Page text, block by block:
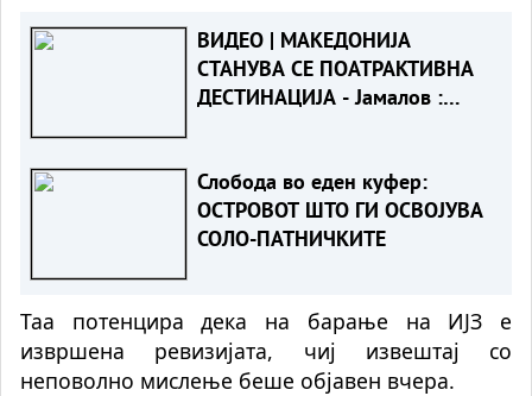
ВИДЕО | МАКЕДОНИЈА
СТАНУВА СЕ ПОАТРАКТИВНА
ДЕСТИНАЦИЈА - Јамалов :
раста на туризмот
Слобода во еден куфер:
ОСТРОВОТ ШТО ГИ ОСВОЈУВА
СОЛО-ПАТНИЧКИТЕ
Таа потенцира дека на барање на ИЈЗ е
извршена ревизијата, чиј извештај со
неповолно мислење беше објавен вчера.